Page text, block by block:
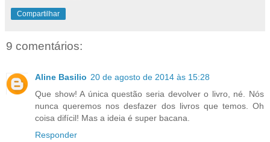
Compartilhar
9 comentários:
Aline Basilio 20 de agosto de 2014 às 15:28
Que show! A única questão seria devolver o livro, né. Nós
nunca queremos nos desfazer dos livros que temos. Oh
coisa difícil! Mas a ideia é super bacana.
Responder